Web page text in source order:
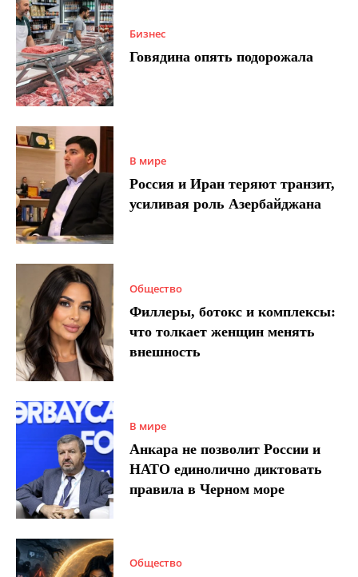
Бизнес
Говядина опять подорожала
В мире
Россия и Иран теряют транзит,
усиливая роль Азербайджана
Общество
Филлеры, ботокс и комплексы:
что толкает женщин менять
внешность
В мире
Анкара не позволит России и
НАТО единолично диктовать
правила в Черном море
Общество